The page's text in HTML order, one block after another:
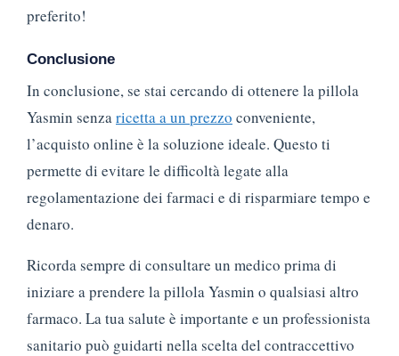
preferito!
Conclusione
In conclusione, se stai cercando di ottenere la pillola
Yasmin senzaricetta a un prezzo conveniente,
l’acquisto online è la soluzione ideale. Questo ti
permette di evitare le difficoltà legate alla
regolamentazione dei farmaci e di risparmiare tempo e
denaro.
Ricorda sempre di consultare un medico prima di
iniziare a prendere la pillola Yasmin o qualsiasi altro
farmaco. La tua salute è importante e un professionista
sanitario può guidarti nella scelta del contraccettivo